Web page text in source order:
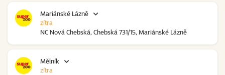
Mariánské Lázně
NC Nová Chebská, Chebská 731/15, Mariánské Lázně
zítra
Mělník
zítra